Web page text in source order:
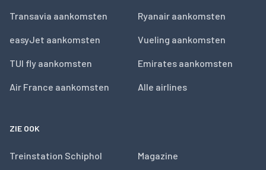
Transavia aankomsten
easyJet aankomsten
TUI fly aankomsten
Air France aankomsten
Ryanair aankomsten
Vueling aankomsten
Emirates aankomsten
Alle airlines
ZIE OOK
Treinstation Schiphol Magazine